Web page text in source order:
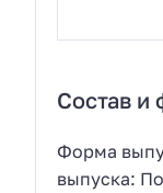
Состав и
Форма
выпуска: